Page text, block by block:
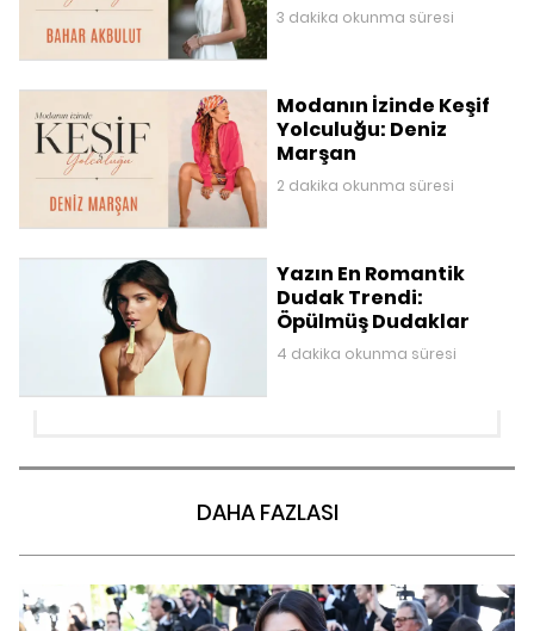
3 dakika okunma süresi
Modanın İzinde Keşif
Yolculuğu: Deniz
Marşan
2 dakika okunma süresi
Yazın En Romantik
Dudak Trendi:
Öpülmüş Dudaklar
4 dakika okunma süresi
DAHA FAZLASI